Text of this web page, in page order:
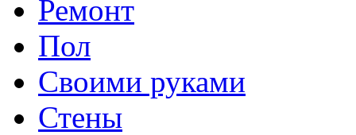
Ремонт
Пол
Своими руками
Стены